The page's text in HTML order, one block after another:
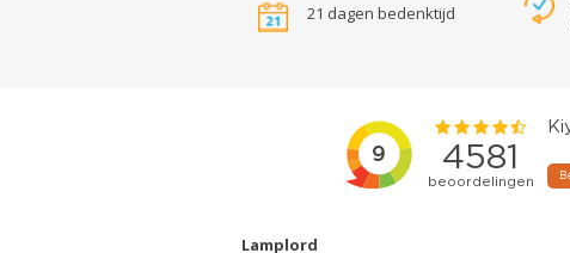
21 dagen bedenktijd
Lamplord